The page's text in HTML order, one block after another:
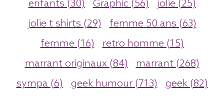
enfants (30) Graphic (56)
jolie (25)
jolie t shirts (29)
femme 50 ans (63)
femme (16)
retro homme (15)
marrant originaux (84)
marrant (268)
sympa (6)
geek humour (713)
geek (82)